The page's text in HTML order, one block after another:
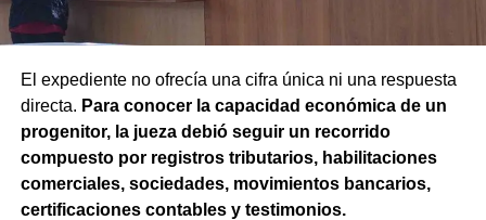
Agregó que el Código Procesal Civil y Comercial autoriza
esa posibilidad siempre que, si la demanda ya fue
trasladada, la otra parte haya sido notificada.
Como en este caso ese traslado aún no se había
concretado, la jueza entendió que estaban cumplidos
todos los requisitos legales para admitir el desistimiento y
declarar extinguido el proceso.
El expediente no ofrecía una cifra única ni una respuesta
directa. Para conocer la capacidad económica de un
progenitor, la jueza debió seguir un recorrido
compuesto por registros tributarios, habilitaciones
comerciales, sociedades, movimientos bancarios,
certificaciones contables y testimonios.